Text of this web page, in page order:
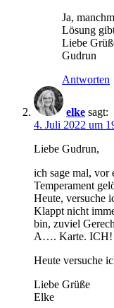
Ja,
Lösung
Liebe
Gudrun
Antworten
elke sagt:
4. Juli 2022 um
Liebe Gudrun,
ich sage mal, vor
Temperament
Heute, versuche
Klappt nicht
bin, zuviel
A…. Karte. ICH!
Heute versuche
Liebe Grüße
Elke